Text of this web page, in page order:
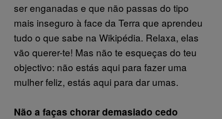
ser enganadas e que não passas do tipo
mais inseguro à face da Terra que aprendeu
tudo o que sabe na Wikipédia. Relaxa, elas
vão querer-te! Mas não te esqueças do teu
objectivo: não estás aqui para fazer uma
mulher feliz, estás aqui para dar umas.
Não a faças chorar demasiado cedo